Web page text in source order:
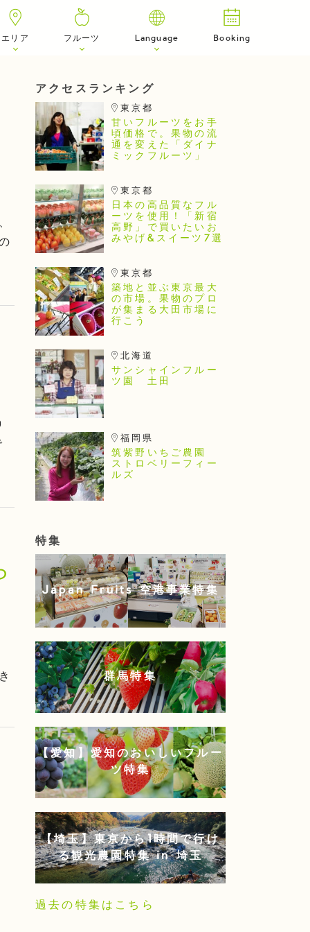
エリア フルーツ Language Booking
アクセスランキング
東京都
甘いフルーツをお手
頃価格で。果物の流
通を変えた「ダイナ
ミックフルーツ」
東京都
日本の高品質なフル
ーツを使用！「新宿
高野」で買いたいお
みやげ&スイーツ7選
東京都
築地と並ぶ東京最大
の市場。果物のプロ
が集まる大田市場に
行こう
北海道
サンシャインフルー
ツ園 土田
福岡県
筑紫野いちご農園
ストロベリーフィー
ルズ
特集
Japan Fruits 空港事業特集
群馬特集
【愛知】愛知のおいしいフルー
ツ特集
【埼玉】東京から1時間で行け
る観光農園特集 in 埼玉
過去の特集はこちら